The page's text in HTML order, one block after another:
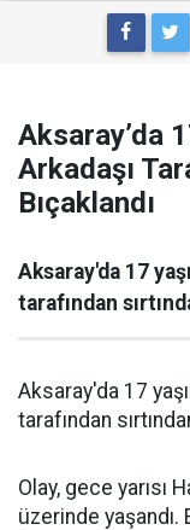
Aksaray’da
Arkadaşı
Bıçaklandı
Aksaray'da 17
tarafından
Aksaray'da 17
tarafından
Olay, gece yarısı
üzerinde yaşandı.